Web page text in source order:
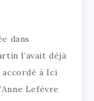
dans
l’avait déjà
à Ici
Lefèvre